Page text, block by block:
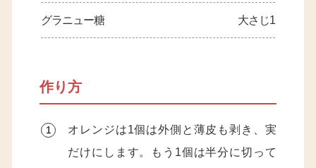
グラニュー糖 大さじ1
作り方
オレンジは1個は外側と薄皮も剥き、実
だけにします。もう1個は半分に切って